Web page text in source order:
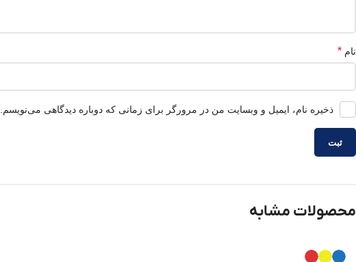
نام *
ذخیره نام، ایمیل و وبسایت من در مرورگر برای زمانی که دوباره دیدگاهی می‌نویسم.
محصولات مشابه